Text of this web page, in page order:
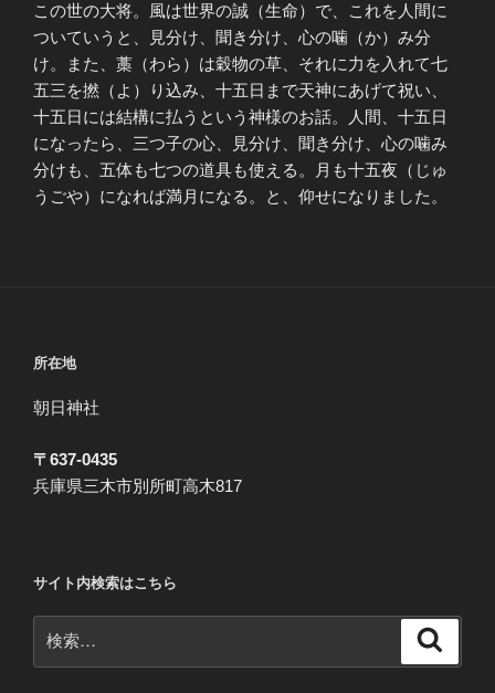
この世の大将。風は世界の誠（生命）で、これを人間に
ついていうと、見分け、聞き分け、心の噛（か）み分
け。また、藁（わら）は穀物の草、それに力を入れて七
五三を撚（よ）り込み、十五日まで天神にあげて祝い、
十五日には結構に払うという神様のお話。人間、十五日
になったら、三つ子の心、見分け、聞き分け、心の噛み
分けも、五体も七つの道具も使える。月も十五夜（じゅ
うごや）になれば満月になる。と、仰せになりました。
所在地
朝日神社
〒637-0435
兵庫県三木市別所町高木817
サイト内検索はこちら
索: